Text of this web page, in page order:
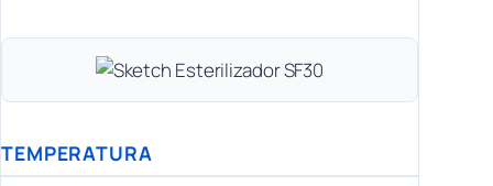
TEMPERATURA